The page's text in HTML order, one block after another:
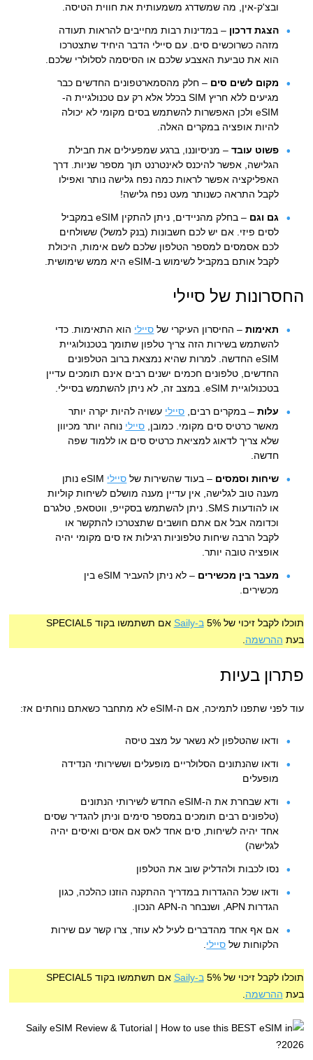
ובצ'ק-אין, מה שמשדרג משמעותית את חווית הטיסה.
הצגת דרכון – במדינות רבות מחייבים להראות תעודה
מזהה כשרוכשים סים. עם סיילי הדבר היחיד שתצטרכו
הוא את טביעת האצבע שלכם או הסיסמה לסלולרי שלכם.
מקום לשים סים – חלק מהסמארטפונים החדשים כבר
מגיעים ללא חריץ SIM בכלל אלא רק עם טכנולגיית ה-
eSIM ולכן האפשרות להשתמש בסים מקומי לא יכולה
להיות אופציה במקרים האלה.
פשוט עובד– מניסיוננו, ברגע שמפעילים את חבילת
הגלישה, אפשר להיכנס לאינטרנט תוך מספר שניות. דרך
האפליקציה אפשר לראות כמה נפח גלישה נותר ואפילו
לקבל התראה כשנותר מעט נפח גלישה!
גם וגם
– בחלק מהניידים, ניתן להתקין eSIM במקביל
לסים פיזי. אם יש לכם חשבונות (בנק למשל) ששולחים
לכם אסמסים למספר הטלפון שלכם לשם אימות, היכולת
לקבל אותם במקביל לשימוש ב-eSIM היא ממש שימושית.
החסרונות של סיילי
תאימות – החיסרון העיקרי של סיילי הוא התאימות. כדי
להשתמש בשירות הזה צריך טלפון שתומך בטכנולוגיית
eSIM החדשה. למרות שהיא נמצאת ברוב הטלפונים
החדשים, טלפונים חכמים ישנים רבים אינם תומכים עדיין
בטכנולוגיית eSIM. במצב זה, לא ניתן להשתמש בסיילי.
עלות – במקרים רבים, סיילי עשויה להיות יקרה יותר
מאשר כרטיס סים מקומי. כמובן, סיילי נוחה יותר מכיוון
שלא צריך לדאוג למציאת כרטיס סים או ללמוד שפה
חדשה.
שיחות וסמסים – בעוד שהשירות של סיילי
eSIM נותן
מענה טוב לגלישה, אין עדיין מענה מושלם לשיחות קוליות
או להודעות SMS. ניתן להשתמש בסקייפ, ווטסאפ, טלגרם
וכדומה אבל אם אתם חושבים שתצטרכו להתקשר או
לקבל הרבה שיחות טלפוניות רגילות אז סים מקומי יהיה
אופציה טובה יותר.
מעבר בין מכשירים
– לא ניתן להעביר eSIM בין
מכשירים.
תוכלו לקבל זיכוי של 5% ב-Saily
אם תשתמשו בקוד SPECIAL5
בעת ההרשמה
פתרון בעיות
עוד לפני שתפנו לתמיכה, אם ה-eSIM לא מתחבר כשאתם נוחתים אז:
ודאו שהטלפון לא נשאר על מצב טיסה
ודאו שהנתונים הסלולריים מופעלים וששירותי הנדידה
מופעלים
ודא שבחרת את ה-eSIM החדש לשירותי הנתונים
(טלפונים רבים תומכים במספר סימים וניתן להגדיר שסים
אחד יהיה לשיחות, סים אחד לאס אם אסים ואיסים יהיה
לגלישה)
נסו לכבות ולהדליק שוב את הטלפון
ודאו שכל ההגדרות במדריך ההתקנה הוזנו כהלכה, כגון
הגדרות APN, ושנבחר ה-APN הנכון.
אם אף אחד מהדברים לעיל לא עוזר, צרו קשר עם שירות
הלקוחות של סיילי
תוכלו לקבל זיכוי של 5% ב-Saily
אם תשתמשו בקוד SPECIAL5
בעת ההרשמה